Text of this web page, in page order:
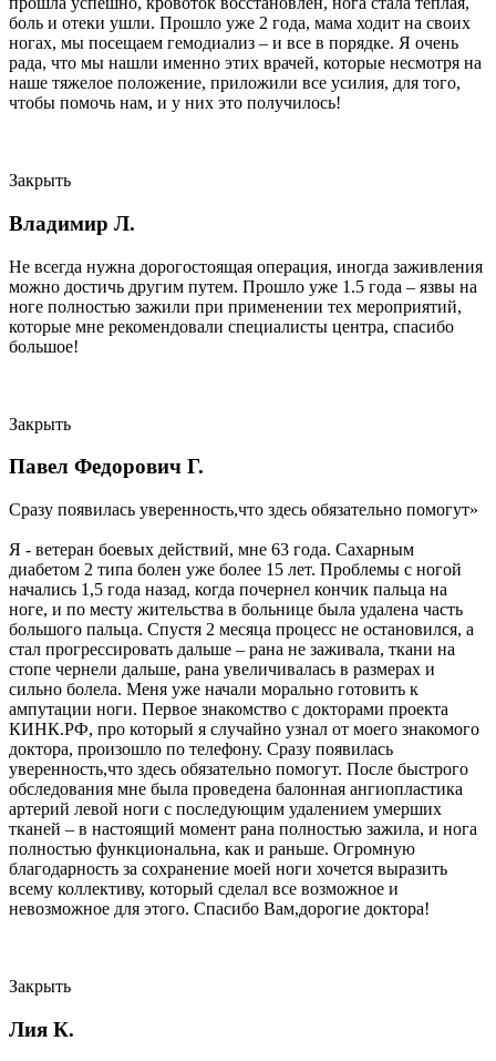
боль и отеки ушли. Прошло уже 2 года, мама ходит на своих
ногах, мы посещаем гемодиализ – и все в порядке. Я очень
рада, что мы нашли именно этих врачей, которые несмотря на
наше тяжелое положение, приложили все усилия, для того,
чтобы помочь нам, и у них это получилось!
Закрыть
Владимир Л.
Не всегда нужна дорогостоящая операция, иногда заживления
можно достичь другим путем. Прошло уже 1.5 года – язвы на
ноге полностью зажили при применении тех мероприятий,
которые мне рекомендовали специалисты центра, спасибо
большое!
Закрыть
Павел Федорович Г.
Сразу появилась уверенность,что здесь обязательно помогут»
Я - ветеран боевых действий, мне 63 года. Сахарным
диабетом 2 типа болен уже более 15 лет. Проблемы с ногой
начались 1,5 года назад, когда почернел кончик пальца на
ноге, и по месту жительства в больнице была удалена часть
большого пальца. Спустя 2 месяца процесс не остановился, а
стал прогрессировать дальше – рана не заживала, ткани на
стопе чернели дальше, рана увеличивалась в размерах и
сильно болела. Меня уже начали морально готовить к
ампутации ноги. Первое знакомство с докторами проекта
КИНК.РФ, про который я случайно узнал от моего знакомого
доктора, произошло по телефону. Сразу появилась
уверенность,что здесь обязательно помогут. После быстрого
обследования мне была проведена балонная ангиопластика
артерий левой ноги с последующим удалением умерших
тканей – в настоящий момент рана полностью зажила, и нога
полностью функциональна, как и раньше. Огромную
благодарность за сохранение моей ноги хочется выразить
всему коллективу, который сделал все возможное и
невозможное для этого. Спасибо Вам,дорогие доктора!
Закрыть
Лия К.